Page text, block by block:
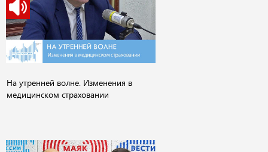
На утренней волне. Изменения в
медицинском страховании